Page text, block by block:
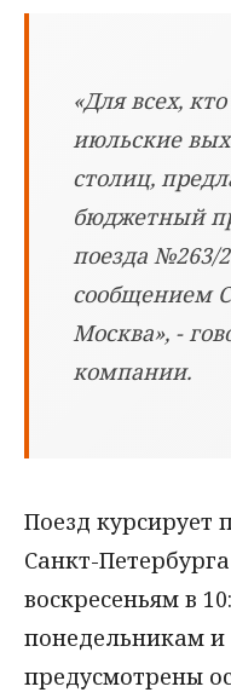
«Для всех,
июльские
столиц,
бюджетный
поезда №263/
сообщением
Москва», -
компании.
Поезд курсирует
Санкт-
воскресеньям в
понедельникам и
предусмотрены